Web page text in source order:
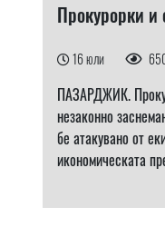
Прокурорки и
16 юли
ПАЗАРДЖИК.
незаконно
бе атакувано от
икономическата